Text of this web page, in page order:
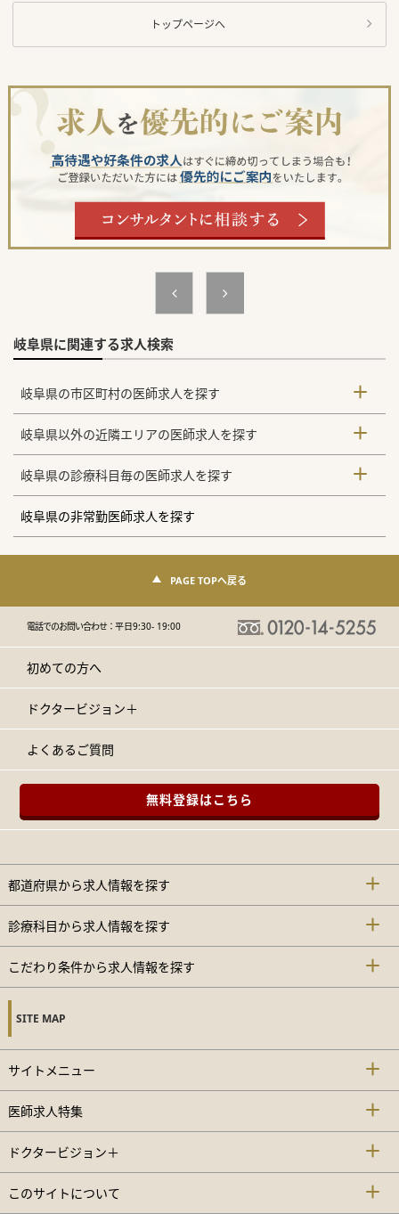
トップページへ
岐阜県に関連する求人検索
岐阜県の市区町村の医師求人を探す
岐阜県以外の近隣エリアの医師求人を探す
岐阜県の診療科目毎の医師求人を探す
岐阜県の非常勤医師求人を探す
PAGE TOPへ戻る
電話でのお問い合わせ：平日9:30- 19:00
初めての方へ
ドクタービジョン＋
よくあるご質問
無料登録はこちら
都道府県から求人情報を探す
診療科目から求人情報を探す
こだわり条件から求人情報を探す
SITE MAP
サイトメニュー
医師求人特集
ドクタービジョン＋
このサイトについて